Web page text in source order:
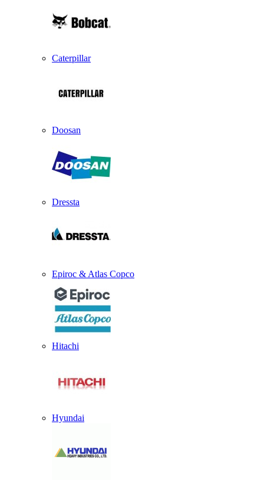
Caterpillar
Doosan
Dressta
Epiroc & Atlas Copco
Hitachi
Hyundai